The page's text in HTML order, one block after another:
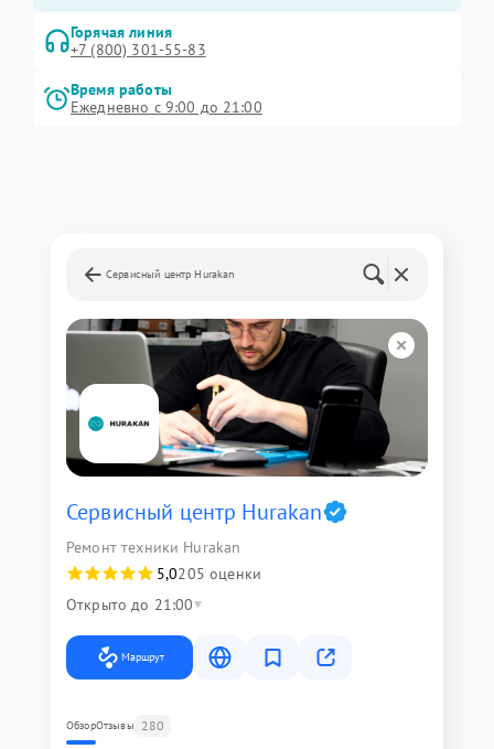
Горячая линия
+7 (800) 301-55-83
Время работы
Ежедневно с 9:00 до 21:00
Сервисный центр Hurakan
Сервисный центр Hurakan
Ремонт техники Hurakan
5,0205 оценки
Открыто до 21:00
Маршрут
ОбзорОтзывы 280